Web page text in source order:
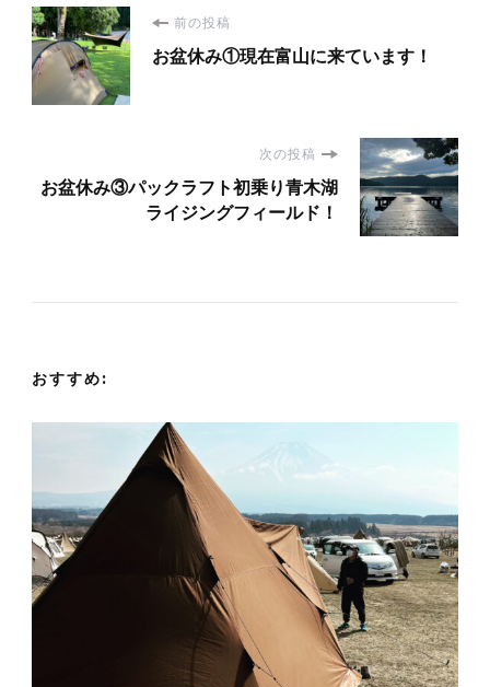
投
稿
ビ
ー
前の投稿
お盆休み①現在富山に来ています！
次の投稿
お盆休み③パックラフト初乗り青木湖
ライジングフィールド！
おすすめ: